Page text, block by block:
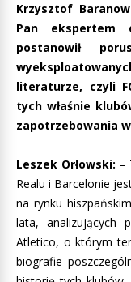
Krzysztof
Pan ekspertem
postanowił
literaturze, czyli
tych właśnie
zapotrzebowania
Leszek Orłowski: –
Realu i Barcelonie
na rynku
lata, analizujących
Atletico, o którym
biografie